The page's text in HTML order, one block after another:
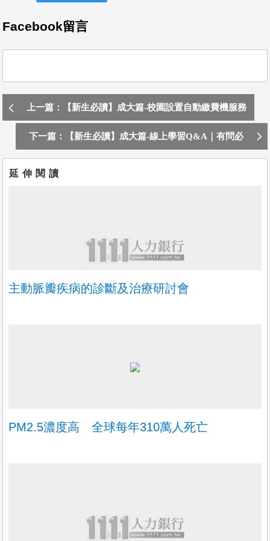
不拘，不拘，新竹市北區
今天
高階健檢護理長 杏和醫院
不拘，不拘，高雄市鳳山區
高階健診業務
2. 長者特殊事件發生予以
更多職缺
續教育積分證明影本（以上面試資料請備齊全） 聯絡人：賴
Facebook留言
上一篇：【新生必讀】成大篇-校園設置自動繳費機服務
地點為何？｜有問必答
下一篇：【新生必讀】成大篇-線上學習Q&A｜有問必
答
延伸閱讀
主動脈瓣疾病的診斷及治療研討會
PM2.5濃度高 全球每年310萬人死亡